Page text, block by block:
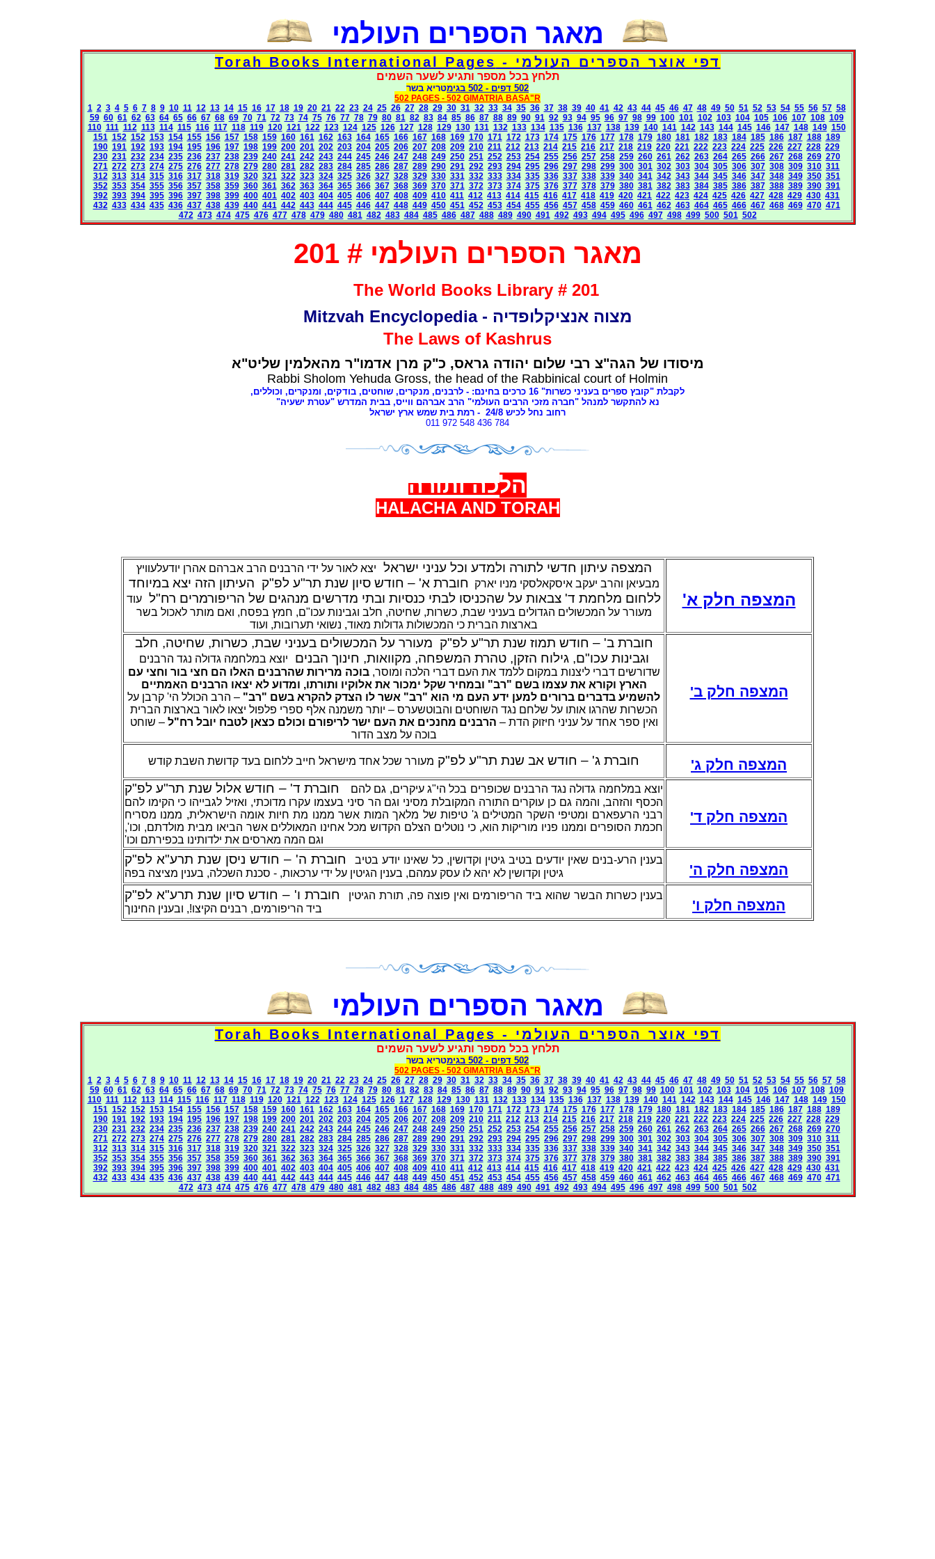
מאגר הספרים העולמי
דפי אוצר הספרים העולמי - Torah Books International Pages
תלחץ בכל מספר ותגיע לשער השמים
502 דפים - 502 בגימטריא בשר
502 PAGES - 502 GIMATRIA BASA"R
1 2 3 4 5 6 7 8 9 10 11 12 13 14 15 16 17 18 19 20 21 22 23 24 25 26 27 28 29 30 31 32 33 34 35 36 37 38 39 40 41 42 43 44 45 46 47 48 49 50 51 52 53 54 55 56 57 58
59 60 61 62 63 64 65 66 67 68 69 70 71 72 73 74 75 76 77 78 79 80 81 82 83 84 85 86 87 88 89 90 91 92 93 94 95 96 97 98 99 100 101 102 103 104 105 106 107 108 109
110 111 112 113 114 115 116 117 118 119 120 121 122 123 124 125 126 127 128 129 130 131 132 133 134 135 136 137 138 139 140 141 142 143 144 145 146 147 148 149 150
151 152 152 153 154 155 156 157 158 159 160 161 162 163 164 165 166 167 168 169 170 171 172 173 174 175 176 177 178 179 180 181 182 183 184 185 186 187 188 189
190 191 192 193 194 195 196 197 198 199 200 201 202 203 204 205 206 207 208 209 210 211 212 213 214 215 216 217 218 219 220 221 222 223 224 225 226 227 228 229
230 231 232 234 235 236 237 238 239 240 241 242 243 244 245 246 247 248 249 250 251 252 253 254 255 256 257 258 259 260 261 262 263 264 265 266 267 268 269 270
271 272 273 274 275 276 277 278 279 280 281 282 283 284 285 286 287 289 290 291 292 293 294 295 296 297 298 299 300 301 302 303 304 305 306 307 308 309 310 311
312 313 314 315 316 317 318 319 320 321 322 323 324 325 326 327 328 329 330 331 332 333 334 335 336 337 338 339 340 341 342 343 344 345 346 347 348 349 350 351
352 353 354 355 356 357 358 359 360 361 362 363 364 365 366 367 368 369 370 371 372 373 374 375 376 377 378 379 380 381 382 383 384 385 386 387 388 389 390 391
392 393 394 395 396 397 398 399 400 401 402 403 404 405 406 407 408 409 410 411 412 413 414 415 416 417 418 419 420 421 422 423 424 425 426 427 428 429 430 431
432 433 434 435 436 437 438 439 440 441 442 443 444 445 446 447 448 449 450 451 452 453 454 455 456 457 458 459 460 461 462 463 464 465 466 467 468 469 470 471
472 473 474 475 476 477 478 479 480 481 482 483 484 485 486 487 488 489 490 491 492 493 494 495 496 497 498 499 500 501 502
מאגר הספרים העולמי # 201
The World Books Library # 201
מצוה אנציקלופדיה - Mitzvah Encyclopedia
The Laws of Kashrus
מיסודו של הגה"צ רבי שלום יהודה גראס, כ"ק מרן אדמו"ר מהאלמין שליט"א
Rabbi Sholom Yehuda Gross, the head of the Rabbinical court of Holmin
לקבלת "קובץ ספרים בעניני כשרות" 16 כרכים בחינם: - לרבנים, מנקרים, שוחטים, בודקים, ומנקרים, וכוללים,
נא להתקשר למנהל "חברה מזכי הרבים העולמי" הרב אברהם ווייס, בבית המדרש "עטרת ישעיה"
רחוב נחל לכיש 24/ 8
- רמת בית שמש ארץ ישראל
011 972 548 436 784
הלכה ותורה
HALACHA AND TORAH
המצפה עיתון חדשי לתורה ולמדע וכל עניני ישראל
יצא לאור על ידי הרבנים הרב אברהם אהרן יודעלעוויץ
מבעיאן והרב יעקב איסקאלסקי מניו יארק
חוברת א' – חודש סיון שנת תר"ע לפ"ק העיתון הזה יצא במיוחד
ללחום מלחמת ד' צבאות על שהכניסו לבתי כנסיות ובתי מדרשים מנהגים של הריפורמרים רח"ל עוד
מעורר על המכשולים הגדולים בעניני שבת, כשרות, שחיטה, חלב וגבינות עכו"ם, חמץ בפסח, ואם מותר לאכול בשר
בארצות הברית כי המכשולות גדולות מאוד, נשואי תערובות, ועוד
המצפה חלק א'
חוברת ב' – חודש תמוז שנת תר"ע לפ"ק מעורר על המכשולים בעניני שבת, כשרות, שחיטה, חלב
וגבינות עכו"ם, גילוח הזקן, טהרת המשפחה, מקוואות, חינוך הבנים
יוצא במלחמה גדולה נגד הרבנים
שדורשים דברי ליצנות במקום ללמד את העם דברי הלכה ומוסר,בוכה מרירות שהרבנים האלו הם חצי בור וחצי עם
הארץ וקורא את עצמו בשם "רב" ובמחיר שקל ימכור את אלוקיו ותורתו, ומדוע לא יצאו הרבנים האמתיים
להשמיע בדברים ברורים למען ידע העם מי הוא "רב" אשר לו הצדק להקרא בשם "רב" – הרב הכולל הי' קרבן על
הכשרות שהרגו אותו על שלחם נגד השוחטים והבוטשערס – יותר משמנה אלף ספרי פלפול יצאו לאור בארצות הברית
ואין ספר אחד על עניני חיזוק הדת – הרבנים מחנכים את העם ישר לריפורם וכולם כצאן לטבח יובל רח"ל – שוחט
בוכה על מצב הדור
המצפה חלק ב'
חוברת ג' – חודש אב שנת תר"ע לפ"ק מעורר שכל אחד מישראל חייב ללחום בעד קדושת השבת קודש המצפה חלק ג'
חוברת ד' – חודש אלול שנת תר"ע לפ"ק
יוצא במלחמה גדולה נגד הרבנים שכופרים בכל הי"ג עיקרים, גם להם
הכסף והזהב, והמה גם כן עוקרים התורה המקובלת מסיני וגם הר סיני בעצמו עקרו מדוכתי, ואזיל לגבייהו כי הקימו להם
רבני הרעפארם ומטיפי השקר המטילים ג' טיפות של מלאך המות אשר ממנו מת חיות אומה הישראלית, ממנו מסריח
חכמת הסופרים וממנו פניו מוריקות הוא, כי נוטלים הצלם הקדוש מכל אחינו המאוללים אשר הביאו מבית מולדתם, וכו',
וגם המה מארסים את ילדותינו בכפירתם וכו'
המצפה חלק ד'
חוברת ה' – חודש ניסן שנת תרע"א לפ"ק
בענין הרע-בנים שאין יודעים בטיב גיטין וקדושין, כל שאינו יודע בטיב
גיטין וקדושין לא יהא לו עסק עמהם, בענין הגיטין על ידי ערכאות, - סכנת השכלה, בענין מציצה בפה
המצפה חלק ה'
חוברת ו' – חודש סיון שנת תרע"א לפ"ק
בענין כשרות הבשר שהוא ביד הריפורמים ואין פוצה פה, תורת הגיטין
ביד הריפורמים, רבנים הקיצו!, ובענין החינוך
המצפה חלק ו'
מאגר הספרים העולמי
דפי אוצר הספרים העולמי - Torah Books International Pages
תלחץ בכל מספר ותגיע לשער השמים
502 דפים - 502 בגימטריא בשר
502 PAGES - 502 GIMATRIA BASA"R
1 2 3 4 5 6 7 8 9 10 11 12 13 14 15 16 17 18 19 20 21 22 23 24 25 26 27 28 29 30 31 32 33 34 35 36 37 38 39 40 41 42 43 44 45 46 47 48 49 50 51 52 53 54 55 56 57 58
59 60 61 62 63 64 65 66 67 68 69 70 71 72 73 74 75 76 77 78 79 80 81 82 83 84 85 86 87 88 89 90 91 92 93 94 95 96 97 98 99 100 101 102 103 104 105 106 107 108 109
110 111 112 113 114 115 116 117 118 119 120 121 122 123 124 125 126 127 128 129 130 131 132 133 134 135 136 137 138 139 140 141 142 143 144 145 146 147 148 149 150
151 152 152 153 154 155 156 157 158 159 160 161 162 163 164 165 166 167 168 169 170 171 172 173 174 175 176 177 178 179 180 181 182 183 184 185 186 187 188 189
190 191 192 193 194 195 196 197 198 199 200 201 202 203 204 205 206 207 208 209 210 211 212 213 214 215 216 217 218 219 220 221 222 223 224 225 226 227 228 229
230 231 232 234 235 236 237 238 239 240 241 242 243 244 245 246 247 248 249 250 251 252 253 254 255 256 257 258 259 260 261 262 263 264 265 266 267 268 269 270
271 272 273 274 275 276 277 278 279 280 281 282 283 284 285 286 287 289 290 291 292 293 294 295 296 297 298 299 300 301 302 303 304 305 306 307 308 309 310 311
312 313 314 315 316 317 318 319 320 321 322 323 324 325 326 327 328 329 330 331 332 333 334 335 336 337 338 339 340 341 342 343 344 345 346 347 348 349 350 351
352 353 354 355 356 357 358 359 360 361 362 363 364 365 366 367 368 369 370 371 372 373 374 375 376 377 378 379 380 381 382 383 384 385 386 387 388 389 390 391
392 393 394 395 396 397 398 399 400 401 402 403 404 405 406 407 408 409 410 411 412 413 414 415 416 417 418 419 420 421 422 423 424 425 426 427 428 429 430 431
432 433 434 435 436 437 438 439 440 441 442 443 444 445 446 447 448 449 450 451 452 453 454 455 456 457 458 459 460 461 462 463 464 465 466 467 468 469 470 471
472 473 474 475 476 477 478 479 480 481 482 483 484 485 486 487 488 489 490 491 492 493 494 495 496 497 498 499 500 501 502